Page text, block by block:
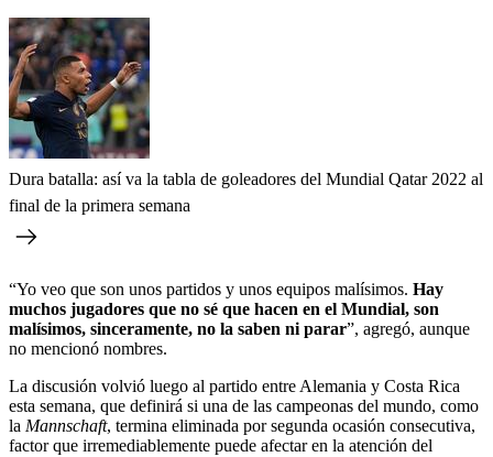
Dura batalla: así va la tabla de goleadores del Mundial Qatar 2022 al
final de la primera semana
“Yo veo que son unos partidos y unos equipos malísimos. Hay
muchos jugadores que no sé que hacen en el Mundial, son
malísimos, sinceramente, no la saben ni parar”, agregó, aunque
no mencionó nombres.
La discusión volvió luego al partido entre Alemania y Costa Rica
esta semana, que definirá si una de las campeonas del mundo, como
la Mannschaft, termina eliminada por segunda ocasión consecutiva,
factor que irremediablemente puede afectar en la atención del